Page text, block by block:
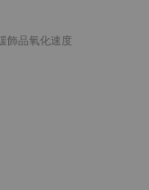
飾品氧化速度